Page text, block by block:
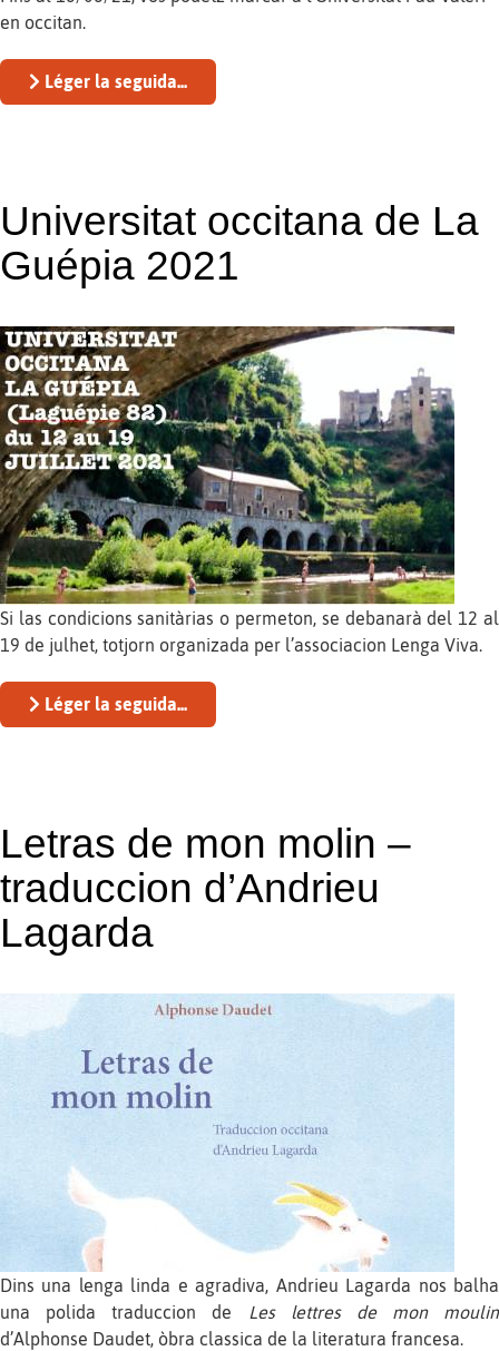
en occitan.
Léger la seguida...
Universitat occitana de La
Guépia 2021
Si las condicions sanitàrias o permeton, se debanarà del 12 al
19 de julhet, totjorn organizada per l’associacion Lenga Viva.
Léger la seguida...
Letras de mon molin –
traduccion d’Andrieu
Lagarda
Dins una lenga linda e agradiva, Andrieu Lagarda nos balha
una polida traduccion de
Les lettres de mon moulin
d’Alphonse Daudet, òbra classica de la literatura francesa.